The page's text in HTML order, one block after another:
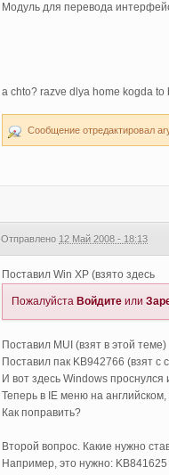
Модуль для перевода
a chto? razve dlya home kogda to
Сообщение отредактировал
Отправлено 12 Май 2008 - 18:13
Поставил Win XP (взято здесь
Пожалуйста Войдите или
Поставил MUI (взят в этой теме)
Поставил пак KB942766 (взят c
И вот здесь Windows
Теперь в IE меню на английском,
Как поправить?
Второй вопрос. Какие нужно
Например, это нужно: